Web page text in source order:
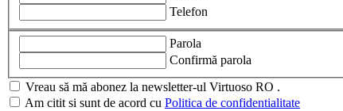
Telefon
Parola
Confirmă parola
Vreau să mă abonez la newsletter-ul Virtuoso RO .
Am citit si sunt de acord cu Politica de confidentialitate